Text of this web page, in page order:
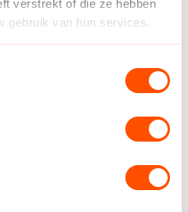
verstrekt of die ze hebben
gebruik van hun services.
H.H.Z.D
H.H.Z.D
S.V. Hoogersmilde